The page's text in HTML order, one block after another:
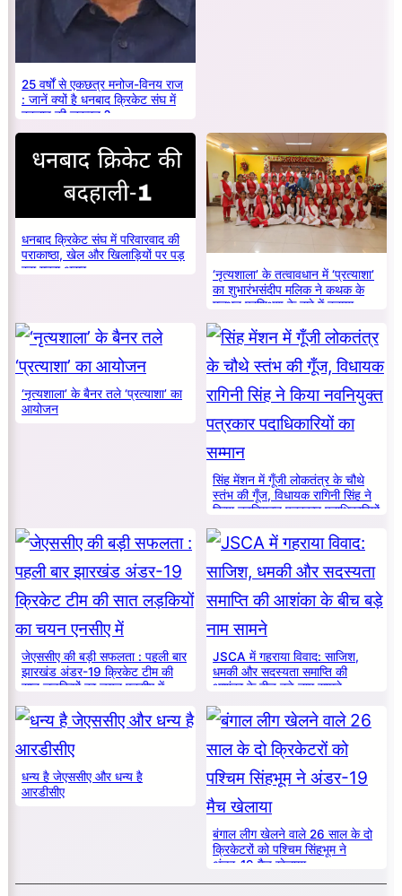
25 वर्षों से एकछत्र मनोज-विनय राज
: जानें क्यों है धनबाद क्रिकेट संघ में
बदलाव की जरूरत ?
धनबाद क्रिकेट संघ में परिवारवाद की
पराकाष्ठा, खेल और खिलाड़ियों पर पड़
रहा गहरा असर
‘नृत्यशाला’ के तत्वावधान में ‘प्रत्याशा’
का शुभारंभसंदीप मलिक ने कथक के
मूलभूत प्रशिक्षण के बारे में बताया
‘नृत्यशाला’ के बैनर तले ‘प्रत्याशा’ का
आयोजन
सिंह मेंशन में गूँजी लोकतंत्र के चौथे
स्तंभ की गूँज, विधायक रागिनी सिंह ने
किया नवनियुक्त पत्रकार पदाधिकारियों
का सम्मान
जेएससीए की बड़ी सफलता : पहली बार
झारखंड अंडर-19 क्रिकेट टीम की
सात लड़कियों का चयन एनसीए में
JSCA में गहराया विवाद: साजिश,
धमकी और सदस्यता समाप्ति की
आशंका के बीच बड़े नाम सामने
धन्य है जेएससीए और धन्य है
आरडीसीए
बंगाल लीग खेलने वाले 26 साल के दो
क्रिकेटरों को पश्चिम सिंहभूम ने
अंडर-19 मैच खेलाया